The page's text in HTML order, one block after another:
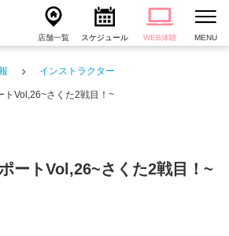
店舗一覧 スケジュール WEB体験 MENU
インストラクター
トVol,26~さくた2戦目！~
ートVol,26~さくた2戦目！~